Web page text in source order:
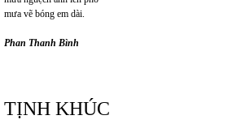
mưa vẽ bóng em dài.
Phan Thanh Bình
TỊNH KHÚC